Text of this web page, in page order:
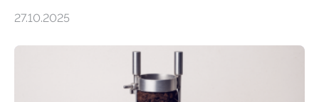
Potenzial nur dann entfalten können, wenn sie in
Veränderung der Wirtschaft wichtig ist, zeigt der vom
Deutschen Biomasseforschungszentrum und der
27.10.2025